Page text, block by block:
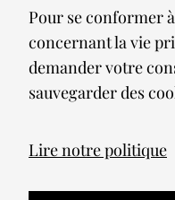
Pour se conformer
concernant la vie
demander votre
sauvegarder des
Lire notre politique
Meilleures ventes
Blog
© 2026 Spot lumiere
Mentions légales